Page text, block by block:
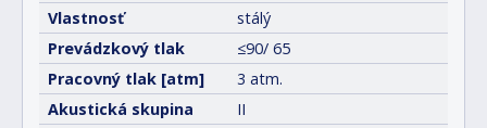
Vlastnosť
stálý
Prevádzkový tlak
≤90/ 65
Pracovný tlak [atm]
3 atm.
Akustická skupina
II